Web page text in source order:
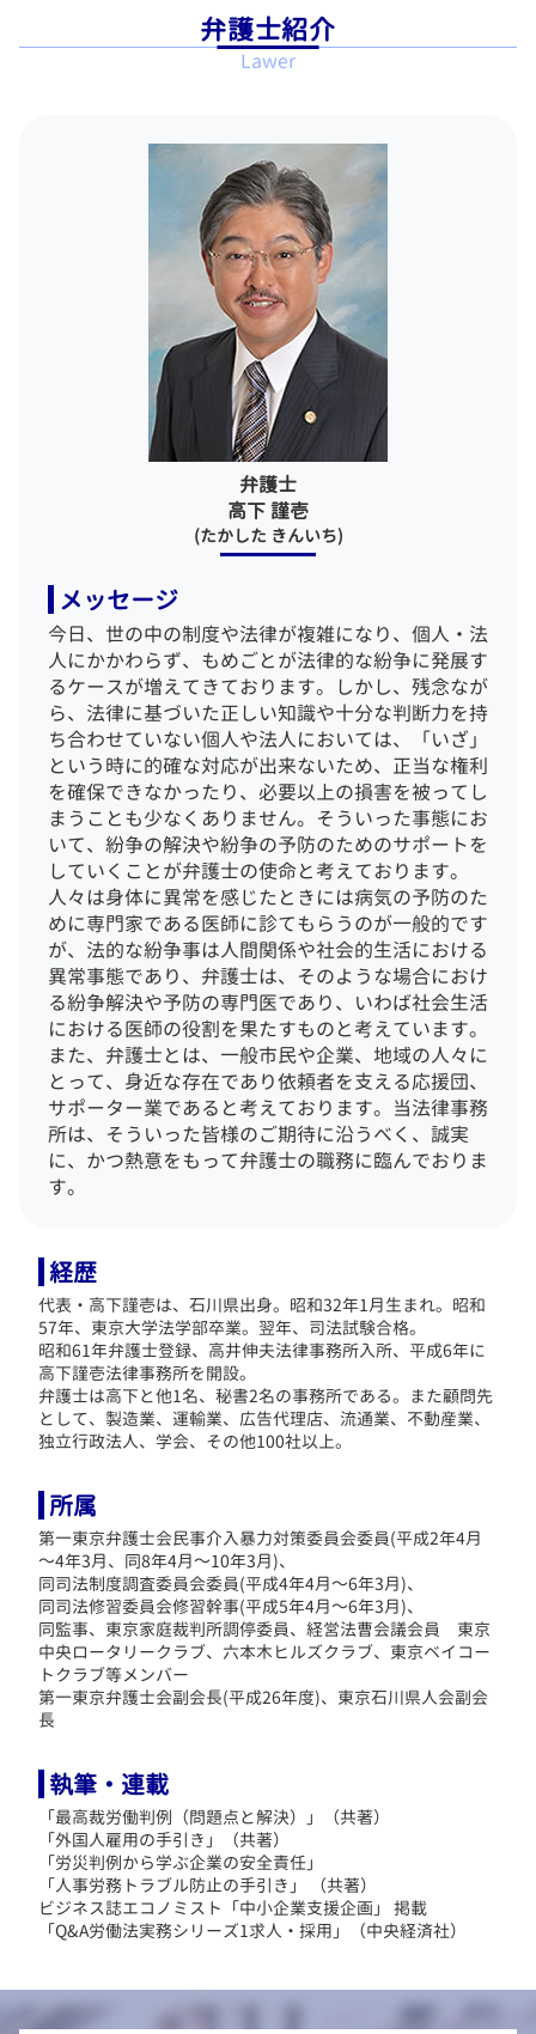
賃金 請求
借金 債務整理 悩み 相談
官報 破産者
逮捕後 弁護士
国選弁護人 私選弁護 人
刑事事件 流れ 示談
被害届 取り下げ 示談
刑事事件 裁判所
刑事事件 加害者
相続 弁護士 相談 新宿区
刑事事件 弁護士 相談 新宿区
一般民事事件 弁護士 相談 江東区
刑事事件 弁護士 相談 千代田区
労働問題 弁護士 相談 江東区
相続 弁護士 相談 東京23区
離婚 弁護士 相談 港区
刑事事件 弁護士 相談 中央区
企業法務 弁護士 相談 千代田区
労働問題 弁護士 相談 中央区
離婚 弁護士 相談 渋谷区
債務整理 弁護士 相談 千代田区
離婚 弁護士 相談 世田谷区
企業法務 弁護士 相談 渋谷区
債務整理 弁護士 相談 江東区
刑事事件 弁護士 相談 港区
弁護士紹介
Lawer
弁護士
高下 謹壱
(たかした きんいち)
メッセージ
今日、世の中の制度や法律が複雑になり、個人・法
人にかかわらず、もめごとが法律的な紛争に発展す
るケースが増えてきております。しかし、残念なが
ら、法律に基づいた正しい知識や十分な判断力を持
ち合わせていない個人や法人においては、「いざ」
という時に的確な対応が出来ないため、正当な権利
を確保できなかったり、必要以上の損害を被ってし
まうことも少なくありません。 そういった事態にお
いて、紛争の解決や紛争の予防のためのサポートを
していくことが弁護士の使命と考えております。
人々は身体に異常を感じたときには病気の予防のた
めに専門家である医師に診てもらうのが一般的です
が、法的な紛争事は人間関係や社会的生活における
異常事態であり、弁護士は、そのような場合におけ
る紛争解決や予防の専門医であり、いわば社会生活
における医師の役割を果たすものと考えています。
また、弁護士とは、一般市民や企業、地域の人々に
とって、身近な存在であり依頼者を支える応援団、
サポーター業であると考えております。 当法律事務
所は、そういった皆様のご期待に沿うべく、誠実
に、かつ熱意をもって弁護士の職務に臨んでおりま
す。
経歴
代表・高下謹壱は、石川県出身。昭和32年1月生まれ。昭和
57年、東京大学法学部卒業。翌年、司法試験合格。
昭和61年弁護士登録、高井伸夫法律事務所入所、平成6年に
高下謹壱法律事務所を開設。
弁護士は高下と他1名、秘書2名の事務所である。 また顧問先
として、製造業、運輸業、広告代理店、流通業、不動産業、
独立行政法人、学会、その他100社以上。
所属
第一東京弁護士会民事介入暴力対策委員会委員(平成2年4月
～4年3月、同8年4月～10年3月)、
同司法制度調査委員会委員(平成4年4月～6年3月)、
同司法修習委員会修習幹事(平成5年4月～6年3月)、
同監事、東京家庭裁判所調停委員、経営法曹会議会員 東京
中央ロータリークラブ、六本木ヒルズクラブ、東京ベイコー
トクラブ等メンバー
第一東京弁護士会副会長(平成26年度)、東京石川県人会副会
長
執筆・連載
「最高裁労働判例（問題点と解決）」（共著）
「外国人雇用の手引き」（共著）
「労災判例から学ぶ企業の安全責任」
「人事労務トラブル防止の手引き」 （共著）
ビジネス誌エコノミスト「中小企業支援企画」 掲載
「Q&A労働法実務シリーズ1求人・採用」（中央経済社）